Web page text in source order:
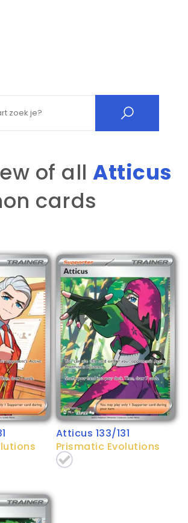
of allAtticus
cards
Atticus 133/131
Prismatic Evolutions